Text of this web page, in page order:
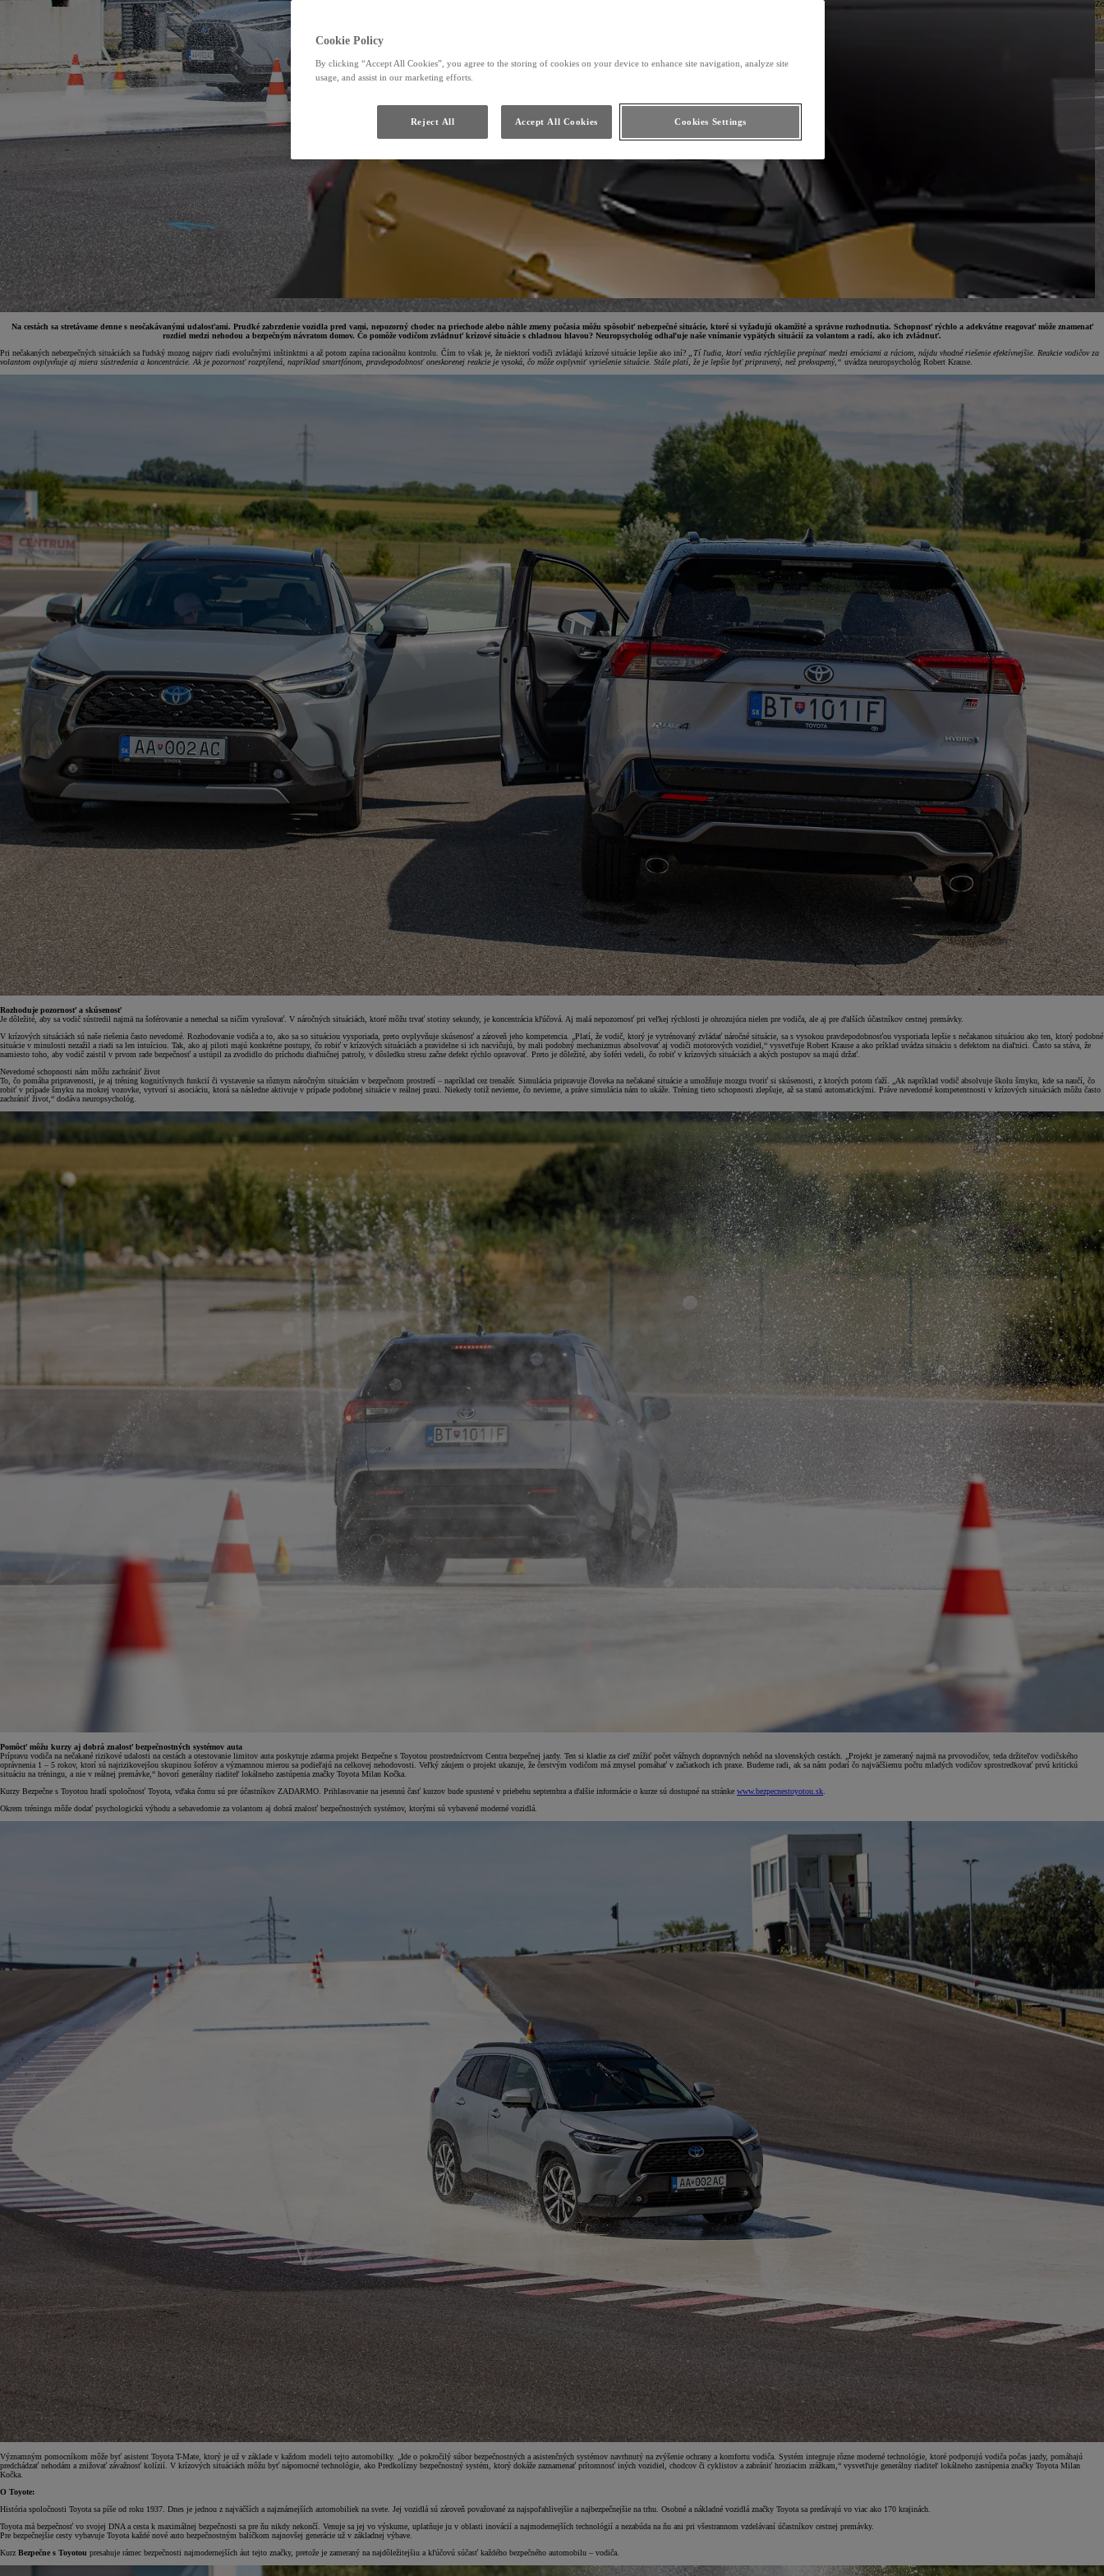
Od16 690 €s DPH
vr. zvýhodnenia1 000 €
a bonusu za výkup500 €
Nový Yaris Cross
HYBRID
Od22 390 €
s DPH
vr. zvýhodnenia1 300 €
a bonusu za výkup800 €
Corolla Sedan
AJ HYBRID
si
Na cestách sa stretávame denne s neočakávanými udalosťami. Prudké zabrzdenie vozidla pred vami, nepozorný chodec na priechode alebo náhle zmeny počasia môžu spôsobiť nebezpečné situácie, ktoré si vyžadujú okamžité a správne rozhodnutia. Schopnosť rýchlo a adekvátne reagovať môže znamenať
rozdiel medzi nehodou a bezpečným návratom domov. Čo pomôže vodičom zvládnuť krízové situácie s chladnou hlavou? Neuropsychológ odhaľuje naše vnímanie vypätých situácií za volantom a radí, ako ich zvládnuť.
Pri nečakaných nebezpečných situáciách sa ľudský mozog najprv riadi evolučnými inštinktmi a až potom zapína racionálnu kontrolu. Čím to však je, že niektorí vodiči zvládajú krízové situácie lepšie ako iní?
„Tí ľudia, ktorí vedia rýchlejšie prepínať medzi emóciami a ráciom, nájdu vhodné riešenie efektívnejšie. Reakcie vodičov za
volantom ovplyvňuje aj miera sústredenia a koncentrácie. Ak je pozornosť rozptýlená, napríklad smartfónom, pravdepodobnosť oneskorenej reakcie je vysoká, čo môže ovplyvniť vyriešenie situácie. Stále platí, že je lepšie byť pripravený, než prekvapený,“ uvádza neuropsychológ Robert Krause.
Rozhoduje pozornosť a skúsenosť
Je dôležité, aby sa vodič sústredil najmä na šoférovanie a nenechal sa ničím vyrušovať. V náročných situáciách, ktoré môžu trvať stotiny sekundy, je koncentrácia kľúčová. Aj malá nepozornosť pri veľkej rýchlosti je ohrozujúca nielen pre vodiča, ale aj pre ďalších účastníkov cestnej premávky.
V krízových situáciách sú naše riešenia často nevedomé. Rozhodovanie vodiča a to, ako sa so situáciou vysporiada, preto ovplyvňuje skúsenosť a zároveň jeho kompetencia. „Platí, že vodič, ktorý je vytrénovaný zvládať náročné situácie, sa s vysokou pravdepodobnosťou vysporiada lepšie s nečakanou situáciou ako ten, ktorý podobné
situácie v minulosti nezažil a riadi sa len intuíciou. Tak, ako aj piloti majú konkrétne postupy, čo robiť v krízových situáciách a pravidelne si ich nacvičujú, by mali podobný mechanizmus absolvovať aj vodiči motorových vozidiel,“ vysvetľuje Robert Krause a ako príklad uvádza situáciu s defektom na diaľnici. Často sa stáva, že
namiesto toho, aby vodič zaistil v prvom rade bezpečnosť a ustúpil za zvodidlo do príchodu diaľničnej patroly, v dôsledku stresu začne defekt rýchlo opravovať. Preto je dôležité, aby šoféri vedeli, čo robiť v krízových situáciách a akých postupov sa majú držať.
Nevedomé schopnosti nám môžu zachrániť život
To, čo pomáha pripravenosti, je aj tréning kognitívnych funkcií či vystavenie sa rôznym náročným situáciám v bezpečnom prostredí – napríklad cez trenažér. Simulácia pripravuje človeka na nečakané situácie a umožňuje mozgu tvoriť si skúsenosti, z ktorých potom ťaží. „Ak napríklad vodič absolvuje školu šmyku, kde sa naučí, čo
robiť v prípade šmyku na mokrej vozovke, vytvorí si asociáciu, ktorá sa následne aktivuje v prípade podobnej situácie v reálnej praxi. Niekedy totiž nevieme, čo nevieme, a práve simulácia nám to ukáže. Tréning tieto schopnosti zlepšuje, až sa stanú automatickými. Práve nevedomé kompetentnosti v krízových situáciách môžu často
zachrániť život,“ dodáva neuropsychológ.
Pomôcť môžu kurzy aj dobrá znalosť bezpečnostných systémov auta
Prípravu vodiča na nečakané rizikové udalosti na cestách a otestovanie limitov auta poskytuje zdarma projekt Bezpečne s Toyotou prostredníctvom Centra bezpečnej jazdy. Ten si kladie za cieľ znížiť počet vážnych dopravných nehôd na slovenských cestách. „Projekt je zameraný najmä na prvovodičov, teda držiteľov vodičského
oprávnenia 1 – 5 rokov, ktorí sú najrizikovejšou skupinou šoférov a významnou mierou sa podieľajú na celkovej nehodovosti. Veľký záujem o projekt ukazuje, že čerstvým vodičom má zmysel pomáhať v začiatkoch ich praxe. Budeme radi, ak sa nám podarí čo najväčšiemu počtu mladých vodičov sprostredkovať prvú kritickú
situáciu na tréningu, a nie v reálnej premávke,“ hovorí generálny riaditeľ lokálneho zastúpenia značky Toyota Milan Kočka.
Kurzy Bezpečne s Toyotou hradí spoločnosť Toyota, vďaka čomu sú pre účastníkov ZADARMO. Prihlasovanie na jesennú časť kurzov bude spustené v priebehu septembra a ďalšie informácie o kurze sú dostupné na stránke www.bezpecnestoyotou.sk
Okrem tréningu môže dodať psychologickú výhodu a sebavedomie za volantom aj dobrá znalosť bezpečnostných systémov, ktorými sú vybavené moderné vozidlá.
Významným pomocníkom môže byť asistent Toyota T-Mate, ktorý je už v základe v každom modeli tejto automobilky. „Ide o pokročilý súbor bezpečnostných a asistenčných systémov navrhnutý na zvýšenie ochrany a komfortu vodiča. Systém integruje rôzne moderné technológie, ktoré podporujú vodiča počas jazdy, pomáhajú
predchádzať nehodám a znižovať závažnosť kolízií. V krízových situáciách môžu byť nápomocné technológie, ako Predkolízny bezpečnostný systém, ktorý dokáže zaznamenať prítomnosť iných vozidiel, chodcov či cyklistov a zabrániť hroziacim zrážkam,“ vysvetľuje generálny riaditeľ lokálneho zastúpenia značky Toyota Milan
Kočka.
O Toyote:
História spoločnosti Toyota sa píše od roku 1937. Dnes je jednou z najväčších a najznámejších automobiliek na svete. Jej vozidlá sú zároveň považované za najspoľahlivejšie a najbezpečnejšie na trhu. Osobné a nákladné vozidlá značky Toyota sa predávajú vo viac ako 170 krajinách.
Toyota má bezpečnosť vo svojej DNA a cesta k maximálnej bezpečnosti sa pre ňu nikdy nekončí. Venuje sa jej vo výskume, uplatňuje ju v oblasti inovácií a najmodernejších technológií a nezabúda na ňu ani pri všestrannom vzdelávaní účastníkov cestnej premávky.
Pre bezpečnejšie cesty vybavuje Toyota každé nové auto bezpečnostným balíčkom najnovšej generácie už v základnej výbave.
Kurz Bezpečne s Toyotou presahuje rámec bezpečnosti najmodernejších áut tejto značky, pretože je zameraný na najdôležitejšiu a kľúčovú súčasť každého bezpečného automobilu – vodiča.
Cookie Policy
By clicking “Accept All Cookies”, you agree to the storing of cookies on your device to enhance site navigation, analyze site
usage, and assist in our marketing efforts.
Cookies Settings
Reject All Accept All Cookies